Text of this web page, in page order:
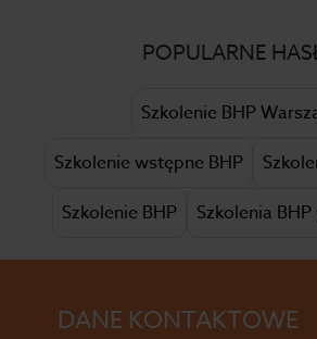
POPULARNE
Szkolenie BHP
Szkolenie wstępne BHP
Szkolenie BHP
Szkolenia
DANE KONTAKTOWE